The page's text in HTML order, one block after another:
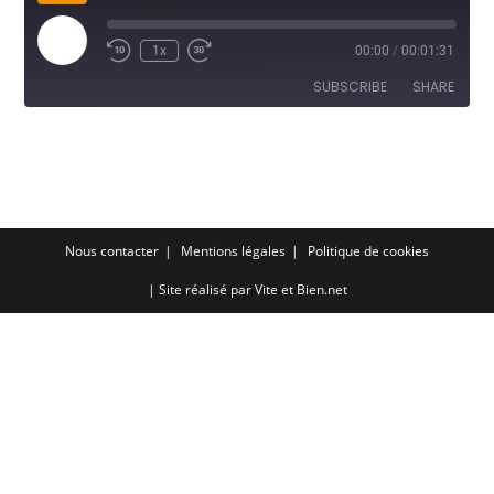
Play
Episode
1x 00:00 / 00:01:31
SUBSCRIBE SHARE
EMBEDNous contacter Mentions légales Politique de cookies
| Site réalisé parVite et Bien.net